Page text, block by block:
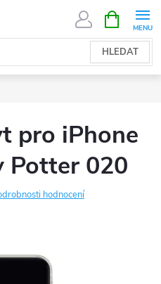
HLEDAT
NÁKUPNÍ
KOŠÍK
pro iPhone
Potter 020
hodnocení